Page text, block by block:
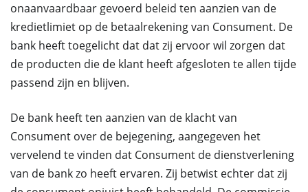
onaanvaardbaar gevoerd beleid ten aanzien van de
kredietlimiet op de betaalrekening van Consument. De
bank heeft toegelicht dat dat zij ervoor wil zorgen dat
de producten die de klant heeft afgesloten te allen tijde
passend zijn en blijven.
De bank heeft ten aanzien van de klacht van
Consument over de bejegening, aangegeven het
vervelend te vinden dat Consument de dienstverlening
van de bank zo heeft ervaren. Zij betwist echter dat zij